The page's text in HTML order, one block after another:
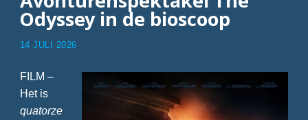
Odyssey in de bioscoop
14 JULI 2026
FILM –
Het is
quatorze